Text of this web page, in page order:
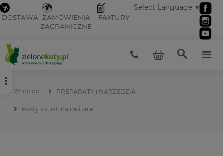
DOSTAWA ZAMÓWIENIA
ZAGRANICZNE
FAKTURY
Select Language ▼
PREPARATY i NARZĘDZIA
Pasty strukturalne i żele